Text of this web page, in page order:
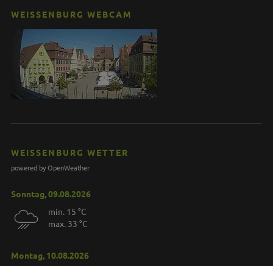
WEISSENBURG WEBCAM
WEISSENBURG WETTER
powered by OpenWeather
Sonntag, 09.08.2026
min. 15 °C
max. 33 °C
Montag, 10.08.2026